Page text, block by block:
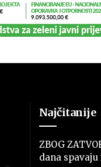
Najčitanije
ZBOG
dana